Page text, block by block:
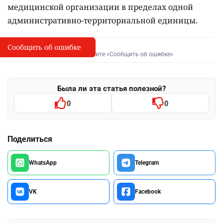
медицинской организации в пределах одной
административно-территориальной единицы.
I
Сообщить об опечатке
Выделите фрагмент и нажмите «Сообщить об ошибке»
Была ли эта статья полезной?
0 0
Поделиться
WhatsApp Telegram
VK Facebook
Сообщить об ошибке